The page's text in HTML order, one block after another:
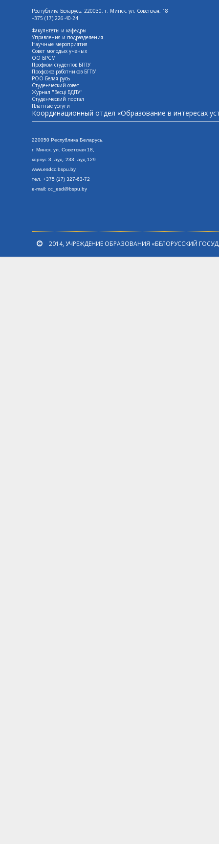
Республика Беларусь, 220030, г. Минск, ул. Советская, 18
+375 (17) 226-40-24
Факультеты и кафедры
Управления и подразделения
Научные мероприятия
Совет молодых ученых
ОО БРСМ
Профком студентов БГПУ
Профсоюз работников БГПУ
РОО Белая русь
Студенческий совет
Журнал "Весцi БДПУ"
Студенческий портал
Платные услуги
Координационный отдел «Образование в интересах
220050 Республика Беларусь,
г. Минск, ул. Советская 18,
корпус 3, ауд. 233, ауд.129
www.esdcc.bspu.by
тел. +375 (17) 327-63-72
e-mail: cc_esd@bspu.by
2014, УЧРЕЖДЕНИЕ ОБРАЗОВАНИЯ «БЕЛОРУССКИЙ